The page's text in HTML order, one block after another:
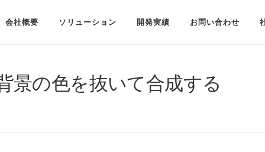
会社概要 ソリューション 開発実績 お問い合わせ
景の色を抜いて合成する